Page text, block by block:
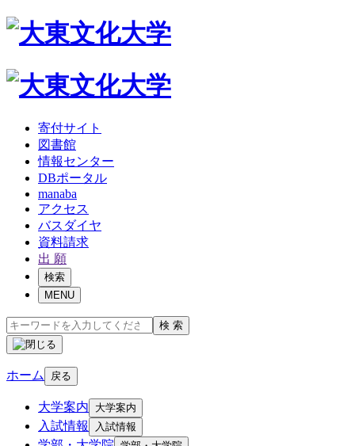
寄付サイト
図書館
情報センター
DBポータル
manaba
アクセス
バスダイヤ
資料請求
出 願
検索
MENU
検 索
ホーム 戻る
大学案内 大学案内
入試情報 入試情報